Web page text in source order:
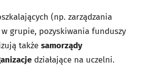
(np. zarządzania
w grupie, pozyskiwania funduszy
także samorządy
działające na uczelni.